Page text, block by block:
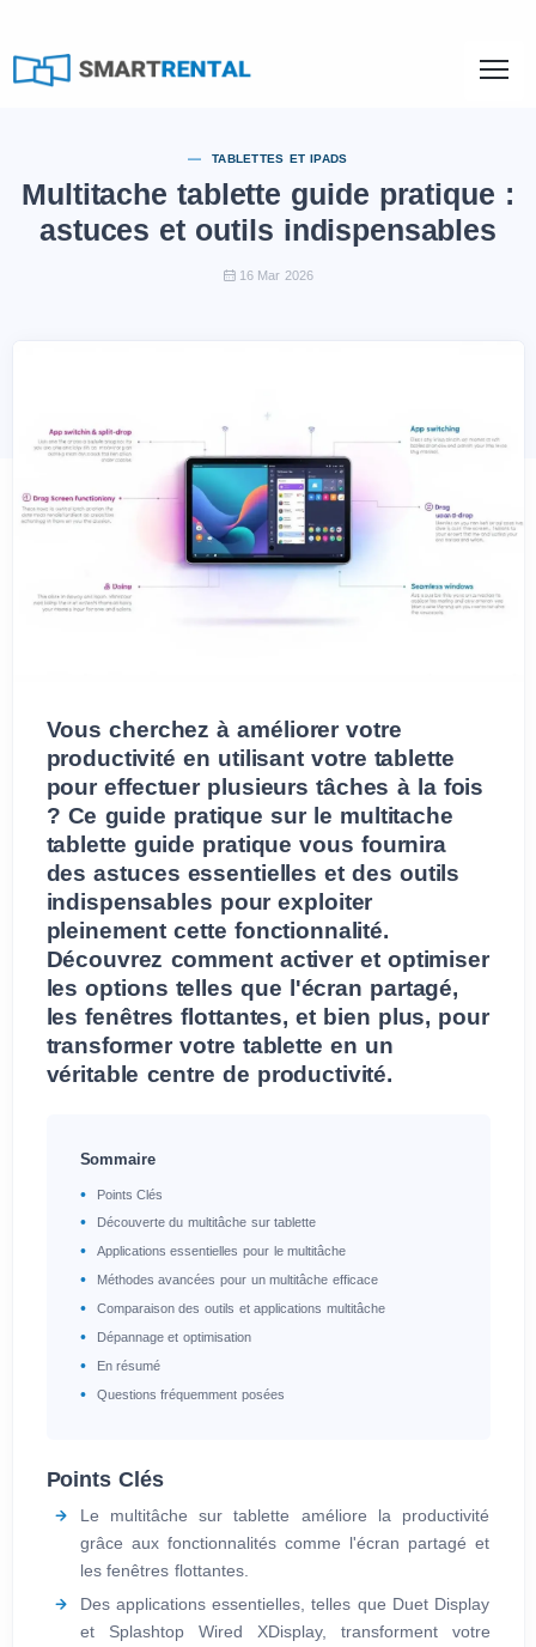
TABLETTES ET IPADS
Multitache tablette guide pratique :
astuces et outils indispensables
16 Mar 2026
Vous cherchez à améliorer votre
productivité en utilisant votre tablette
pour effectuer plusieurs tâches à la fois
? Ce guide pratique sur le multitache
tablette guide pratique vous fournira
des astuces essentielles et des outils
indispensables pour exploiter
pleinement cette fonctionnalité.
Découvrez comment activer et optimiser
les options telles que l'écran partagé,
les fenêtres flottantes, et bien plus, pour
transformer votre tablette en un
véritable centre de productivité.
Sommaire
Points Clés
Découverte du multitâche sur tablette
Applications essentielles pour le multitâche
Méthodes avancées pour un multitâche efficace
Comparaison des outils et applications multitâche
Dépannage et optimisation
En résumé
Questions fréquemment posées
Points Clés
Le multitâche sur tablette améliore la productivité
grâce aux fonctionnalités comme l'écran partagé et
les fenêtres flottantes.
Des applications essentielles, telles que Duet Display
et Splashtop Wired XDisplay, transforment votre